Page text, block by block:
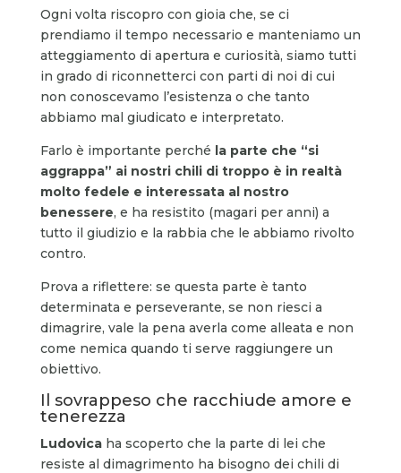
Ogni volta riscopro con gioia che, se ci
prendiamo il tempo necessario e manteniamo un
atteggiamento di apertura e curiosità, siamo tutti
in grado di riconnetterci con parti di noi di cui
non conoscevamo l’esistenza o che tanto
abbiamo mal giudicato e interpretato.
Farlo è importante perché la parte che “si
aggrappa” ai nostri chili di troppo è in realtà
molto fedele e interessata al nostro
benessere, e ha resistito (magari per anni) a
tutto il giudizio e la rabbia che le abbiamo rivolto
contro.
Prova a riflettere: se questa parte è tanto
determinata e perseverante, se non riesci a
dimagrire, vale la pena averla come alleata e non
come nemica quando ti serve raggiungere un
obiettivo.
Il sovrappeso che racchiude amore e
tenerezza
Ludovicaha scoperto che la parte di lei che
resiste al dimagrimento ha bisogno dei chili di